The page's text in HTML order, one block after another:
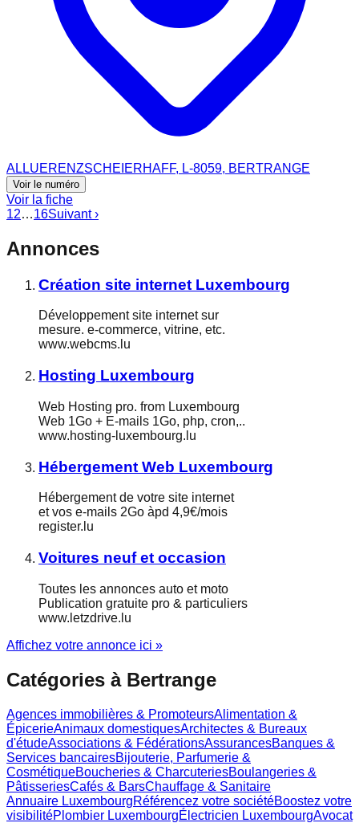
ALLUERENZSCHEIERHAFF, L-8059, BERTRANGE
Voir le numéro
Voir la fiche
12…16Suivant ›
Annonces
Création site internet Luxembourg
Développement site internet sur
mesure. e-commerce, vitrine, etc.
www.webcms.lu
Hosting Luxembourg
Web Hosting pro. from Luxembourg
Web 1Go + E-mails 1Go, php, cron,..
www.hosting-luxembourg.lu
Hébergement Web Luxembourg
Hébergement de votre site internet
et vos e-mails 2Go àpd 4,9€/mois
register.lu
Voitures neuf et occasion
Toutes les annonces auto et moto
Publication gratuite pro & particuliers
www.letzdrive.lu
Affichez votre annonce ici »
Catégories à Bertrange
Agences immobilières & PromoteursAlimentation &
ÉpicerieAnimaux domestiquesArchitectes & Bureaux
d'étudeAssociations & FédérationsAssurancesBanques &
Services bancairesBijouterie, Parfumerie &
CosmétiqueBoucheries & CharcuteriesBoulangeries &
PâtisseriesCafés & BarsChauffage & Sanitaire
Annuaire LuxembourgRéférencez votre sociétéBoostez votre
visibilitéPlombier LuxembourgÉlectricien LuxembourgAvocat